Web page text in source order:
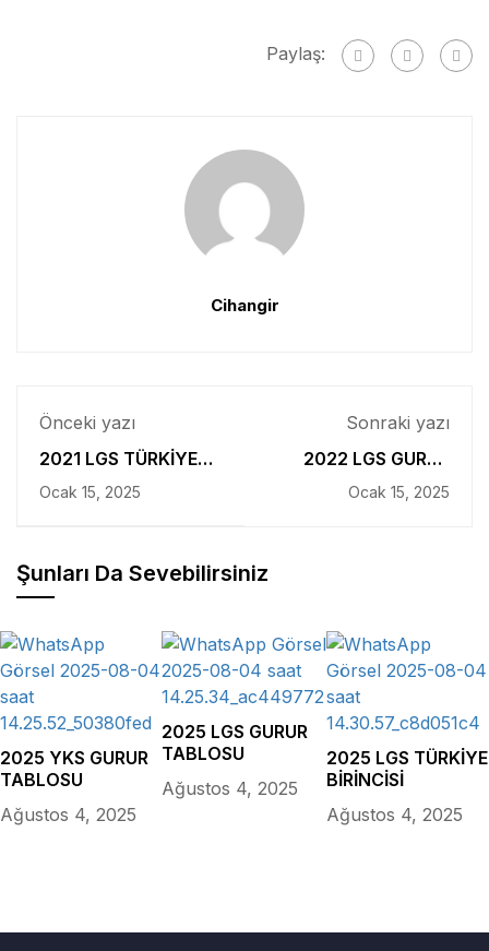
Paylaş:
Cihangir
Önceki yazı
2021 LGS TÜRKİYE
BİRİNCİSİ
Ocak 15, 2025
Sonraki yazı
2022 LGS GURUR
TABLOSU
Ocak 15, 2025
Şunları Da Sevebilirsiniz
2025 YKS GURUR
TABLOSU
Ağustos 4, 2025
2025 LGS GURUR
TABLOSU
Ağustos 4, 2025
2025 LGS TÜRKİYE
BİRİNCİSİ
Ağustos 4, 2025